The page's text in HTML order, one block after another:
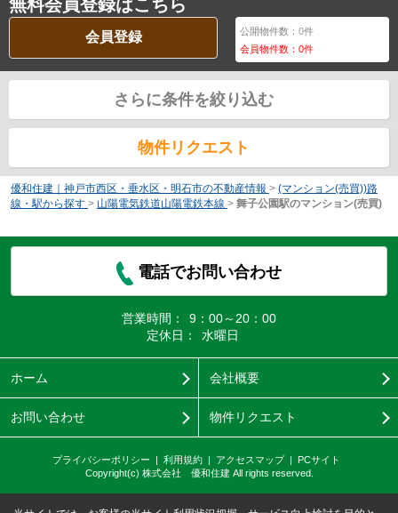
無料会員登録はこちら
会員登録 公開物件数：0件
会員物件数：0件
さらに条件を絞り込む
物件リクエスト
優和住建｜神戸市西区・垂水区・明石市の不動産情報 > (マンション(売買))路
線・駅から探す > 山陽電気鉄道山陽電鉄本線 > 舞子公園駅のマンション(売買)
電話でお問い合わせ
営業時間：
9：00～20：00
定休日：
水曜日
ホーム 会社概要
お問い合わせ 物件リクエスト
プライバシーポリシー 利用規約 アクセスマップ
PCサイト
Copyright(c) 株式会社 優和住建 All rights reserved.